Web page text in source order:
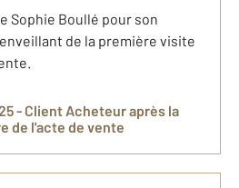
Sophie Boullé pour son
de la première visite
- Client Acheteuraprès la
de l'acte de vente